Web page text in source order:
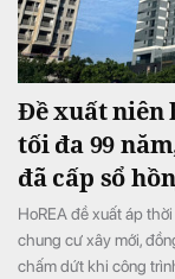
Đề xuất niên
tối đa 99
đã cấp sổ
HoREA đề xuất áp
chung cư xây mới,
chấm dứt khi công